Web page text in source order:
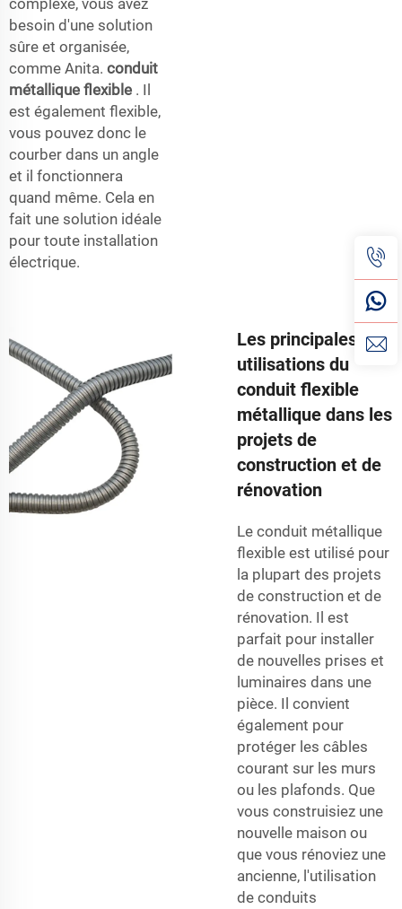
complexe, vous avez
besoin d'une solution
sûre et organisée,
comme Anita. conduit
métallique flexible . Il
est également flexible,
vous pouvez donc le
courber dans un angle
et il fonctionnera
quand même. Cela en
fait une solution idéale
pour toute installation
électrique.
Les principales
utilisations du
conduit flexible
métallique dans les
projets de
construction et de
rénovation
Le conduit métallique
flexible est utilisé pour
la plupart des projets
de construction et de
rénovation. Il est
parfait pour installer
de nouvelles prises et
luminaires dans une
pièce. Il convient
également pour
protéger les câbles
courant sur les murs
ou les plafonds. Que
vous construisiez une
nouvelle maison ou
que vous rénoviez une
ancienne, l'utilisation
de conduits